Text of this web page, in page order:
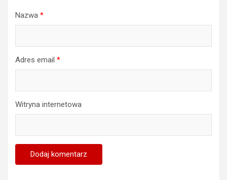
Nazwa *
Adres email *
Witryna internetowa